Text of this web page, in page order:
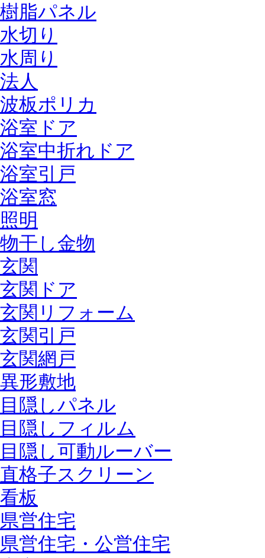
樹脂パネル
水切り
水周り
法人
波板ポリカ
浴室ドア
浴室中折れドア
浴室引戸
浴室窓
照明
物干し金物
玄関
玄関ドア
玄関リフォーム
玄関引戸
玄関網戸
異形敷地
目隠しパネル
目隠しフィルム
目隠し可動ルーバー
直格子スクリーン
看板
県営住宅
県営住宅・公営住宅